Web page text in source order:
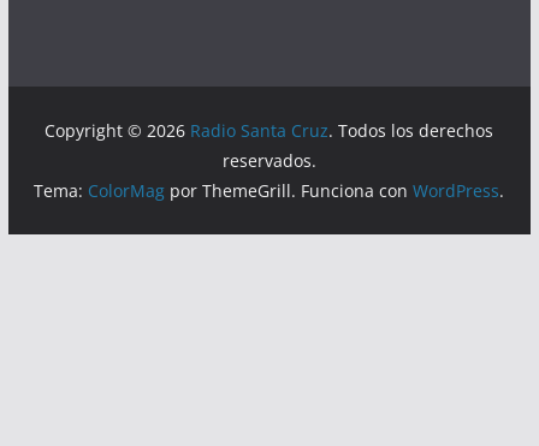
Copyright © 2026 Radio Santa Cruz. Todos los derechos
reservados.
Tema: ColorMag por ThemeGrill. Funciona conWordPress.